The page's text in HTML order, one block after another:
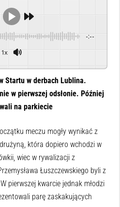
-:--
1x
Startu w derbach Lublina.
w pierwszej odsłonie. Później
na parkiecie
meczu mogły wynikać z
która dopiero wchodzi w
wiec w rywalizacji z
Łuszczewskiego byli z
pierwszej kwarcie jednak młodzi
parę zaskakujących